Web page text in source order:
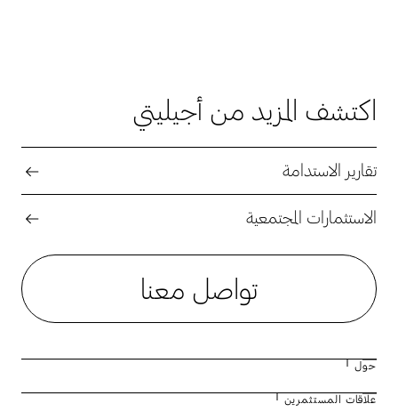
اكتشف المزيد من أجيليتي
تقارير الاستدامة
الاستثمارات المجتمعية
تواصل معنا
حول
علاقات المستثمرين